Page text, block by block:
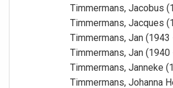
Timmermans, Jacobus
Timmermans, Jacques
Timmermans, Jan
Timmermans, Jan
Timmermans, Janneke
Timmermans, Johanna